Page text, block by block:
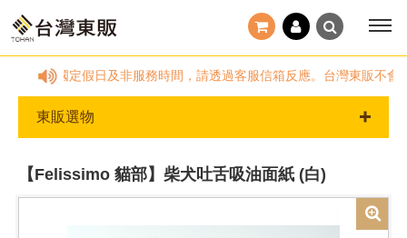
國定假日及非服務時間，請透過客服信箱反應。台灣東販不會以電
東販選物
【Felissimo 貓部】柴犬吐舌吸油面紙 (白)